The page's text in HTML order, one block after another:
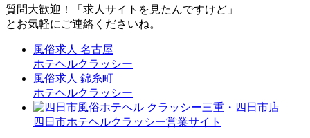
質問大歓迎！「求人サイトを見たんですけど」
とお気軽にご連絡くださいね。
風俗求人 名古屋
ホテヘルクラッシー
風俗求人 錦糸町
ホテヘルクラッシー
四日市ホテヘルクラッシー営業サイト